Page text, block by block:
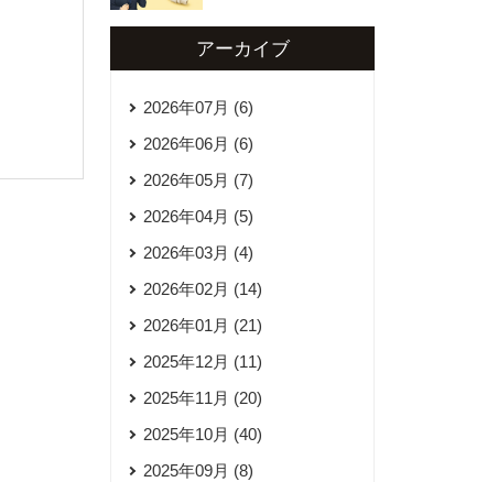
アーカイブ
2026年07月 (6)
2026年06月 (6)
2026年05月 (7)
2026年04月 (5)
2026年03月 (4)
2026年02月 (14)
2026年01月 (21)
2025年12月 (11)
2025年11月 (20)
2025年10月 (40)
2025年09月 (8)